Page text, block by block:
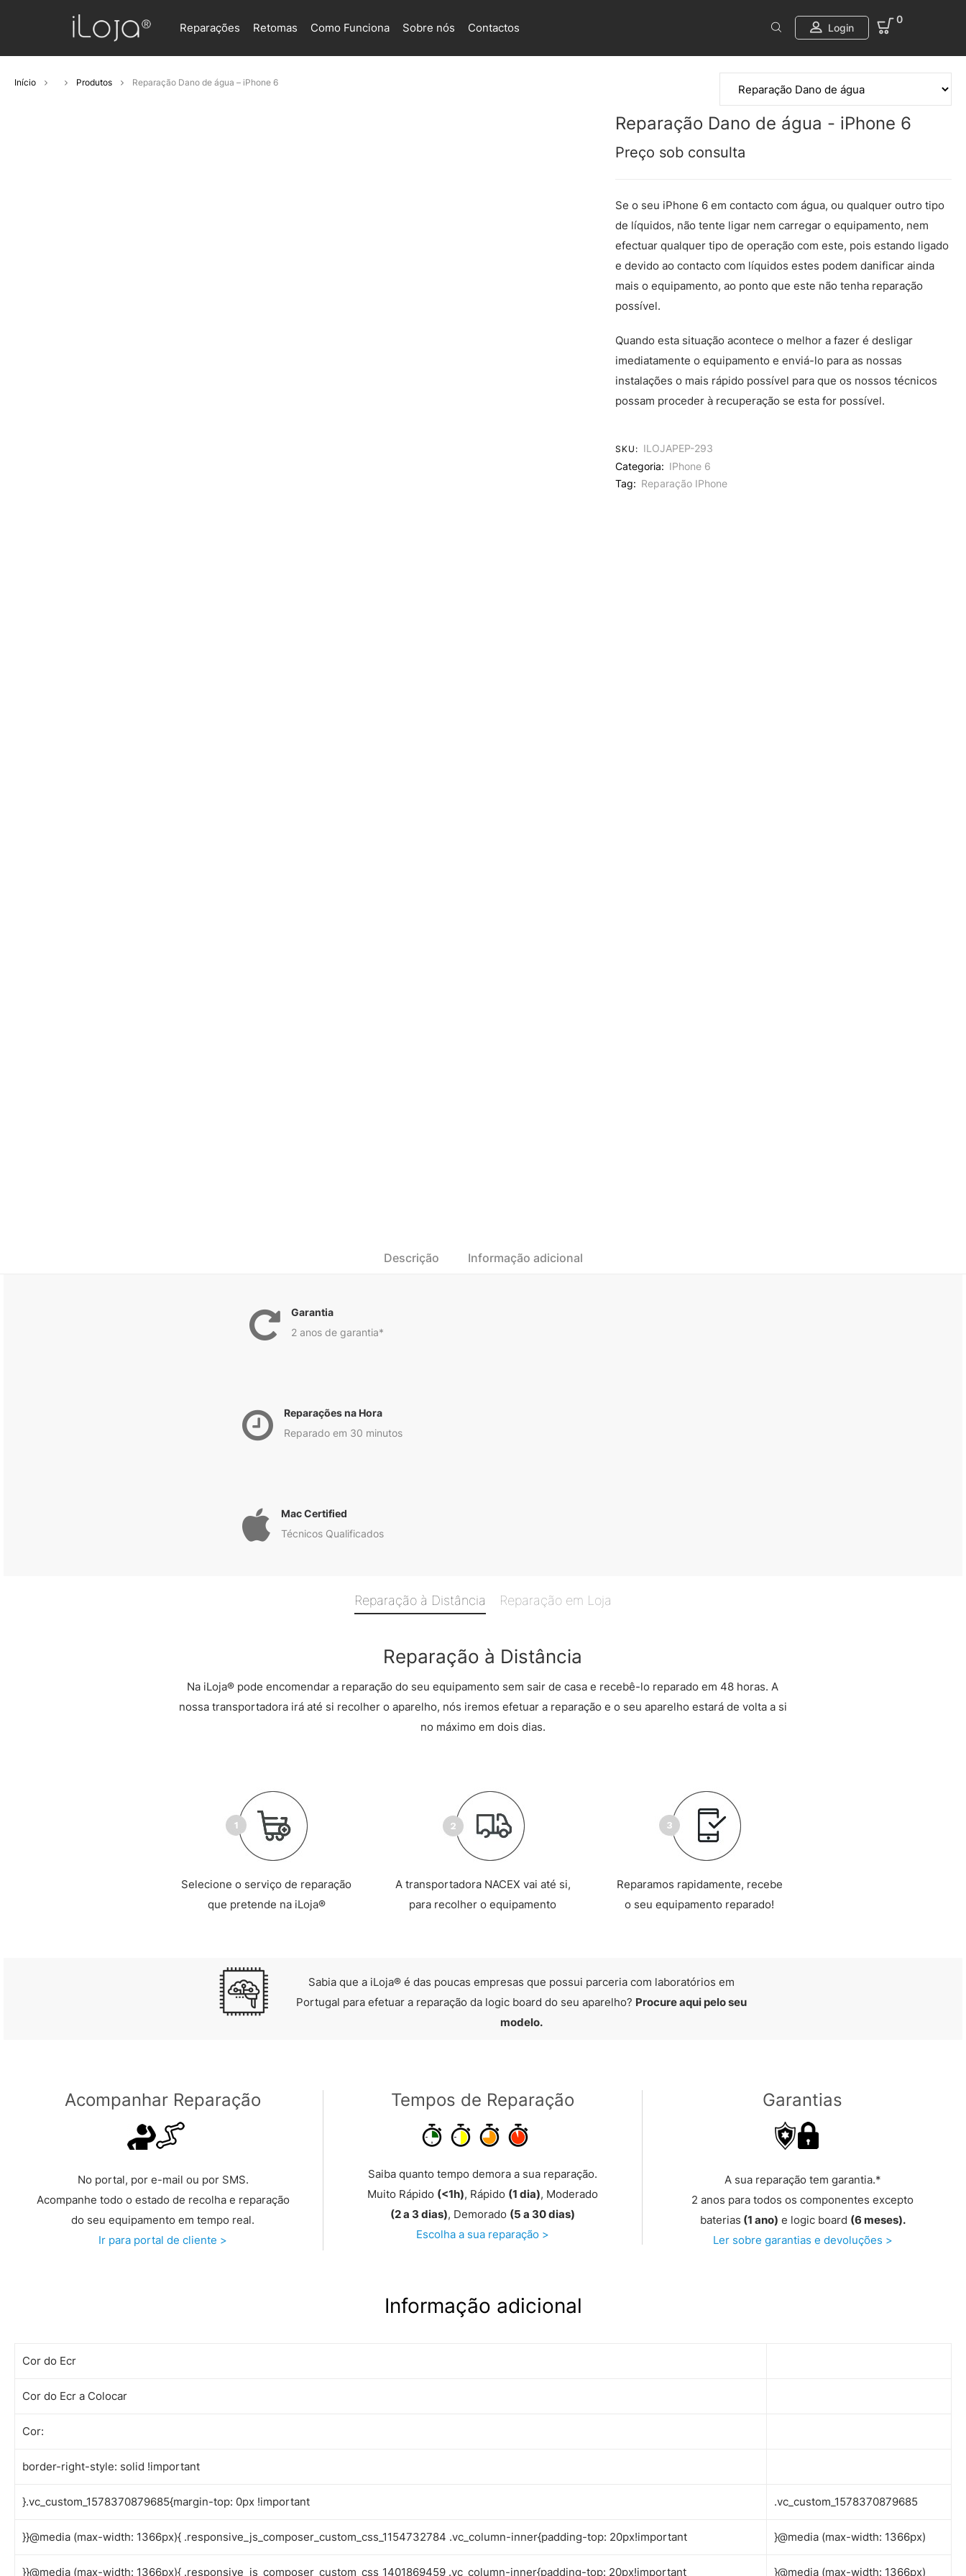
Reparações Retomas Como Funciona Sobre nós Contactos Login
0
Início Produtos Reparação Dano de água – iPhone 6
Reparação Dano de água - iPhone 6
Preço sob consulta
Se o seu iPhone 6 em contacto com água, ou qualquer outro tipo
de líquidos, não tente ligar nem carregar o equipamento, nem
efectuar qualquer tipo de operação com este, pois estando ligado
e devido ao contacto com líquidos estes podem danificar ainda
mais o equipamento, ao ponto que este não tenha reparação
possível.
Quando esta situação acontece o melhor a fazer é desligar
imediatamente o equipamento e enviá-lo para as nossas
instalações o mais rápido possível para que os nossos técnicos
possam proceder à recuperação se esta for possível.
SKU: ILOJAPEP-293
Categoria: IPhone 6
Tag: Reparação IPhone
Descrição Informação adicional
Garantia
2 anos de garantia*
Reparações na Hora
Reparado em 30 minutos
Mac Certified
Técnicos Qualificados
Reparação à Distância Reparação em Loja
Reparação à Distância
Na iLoja® pode encomendar a reparação do seu equipamento sem sair de casa e recebê-lo reparado em 48 horas. A
nossa transportadora irá até si recolher o aparelho, nós iremos efetuar a reparação e o seu aparelho estará de volta a si
no máximo em dois dias.
Selecione o serviço de reparação
que pretende na iLoja®
A transportadora NACEX vai até si,
para recolher o equipamento
Reparamos rapidamente, recebe
o seu equipamento reparado!
Sabia que a iLoja® é das poucas empresas que possui parceria com laboratórios em
Portugal para efetuar a reparação da logic board do seu aparelho? Procure aqui pelo seu
modelo.
Acompanhar Reparação
No portal, por e-mail ou por SMS.
Acompanhe todo o estado de recolha e reparação
do seu equipamento em tempo real.
Ir para portal de cliente >
Tempos de Reparação
Saiba quanto tempo demora a sua reparação.
Muito Rápido (<1h), Rápido (1 dia), Moderado
(2 a 3 dias), Demorado (5 a 30 dias)
Escolha a sua reparação >
Garantias
A sua reparação tem garantia.*
2 anos para todos os componentes excepto
baterias (1 ano) e logic board (6 meses).
Ler sobre garantias e devoluções >
Informação adicional
Cor do Ecr
Cor do Ecr a Colocar
Cor:
border-right-style: solid !important
}.vc_custom_1578370879685{margin-top: 0px !important .vc_custom_1578370879685
}}@media (max-width: 1366px){ .responsive_js_composer_custom_css_1154732784 .vc_column-inner{padding-top: 20px!important }@media (max-width: 1366px)
}}@media (max-width: 1366px){ .responsive_js_composer_custom_css_1401869459 .vc_column-inner{padding-top: 20px!important }@media (max-width: 1366px)